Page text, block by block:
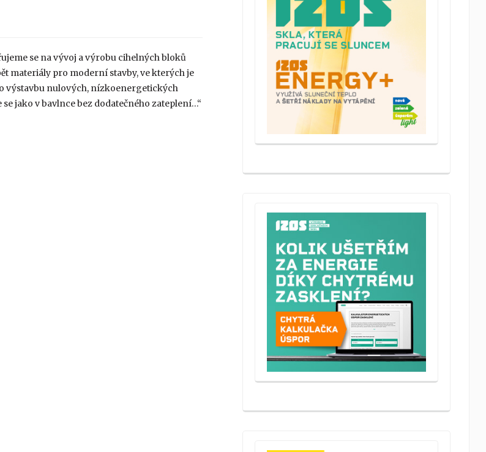
se na vývoj a výrobu cihelných bloků
materiály pro moderní stavby, ve kterých je
výstavbu nulových, nízkoenergetických
jako v bavlnce bez dodatečného zateplení…“